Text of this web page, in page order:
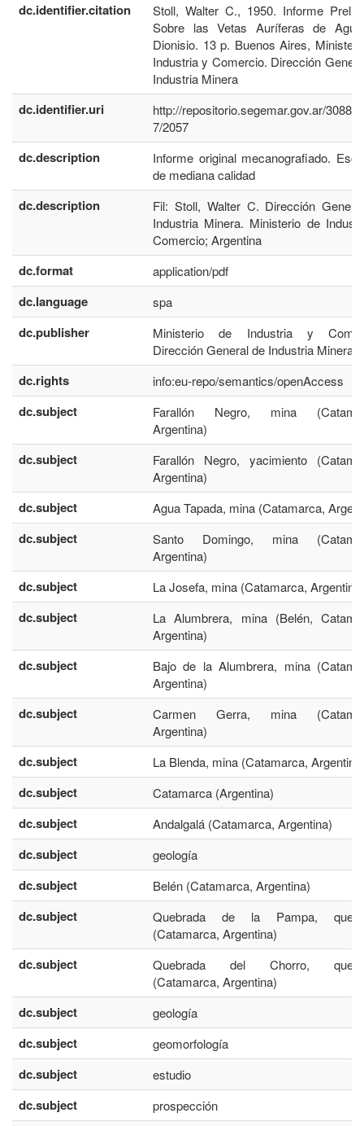
dc.identifier.citation
Stoll, Walter C., 1950. Informe
Sobre las Vetas Auríferas de
Dionisio. 13 p. Buenos Aires,
Industria y Comercio. Dirección
Industria Minera
dc.identifier.uri
http://repositorio.segemar.gov.ar/
7/2057
dc.description
Informe original mecanografiado.
de mediana calidad
dc.description
Fil: Stoll, Walter C. Dirección
Industria Minera. Ministerio de
Comercio; Argentina
dc.format application/pdf
dc.language spa
dc.publisher
Ministerio de Industria y
Dirección General de Industria Minera
dc.rights info:eu-repo/semantics/openAccess
dc.subject
Farallón Negro, mina
Argentina)
dc.subject
Farallón Negro, yacimiento
Argentina)
dc.subject Agua Tapada, mina (Catamarca,
dc.subject
Santo Domingo, mina
Argentina)
dc.subject La Josefa, mina (Catamarca, Argentina)
dc.subject
La Alumbrera, mina (Belén,
Argentina)
dc.subject
Bajo de la Alumbrera, mina
Argentina)
dc.subject
Carmen Gerra, mina
Argentina)
dc.subject La Blenda, mina (Catamarca,
dc.subject Catamarca (Argentina)
dc.subject Andalgalá (Catamarca, Argentina)
dc.subject geología
dc.subject Belén (Catamarca, Argentina)
dc.subject
Quebrada de la Pampa,
(Catamarca, Argentina)
dc.subject
Quebrada del Chorro,
(Catamarca, Argentina)
dc.subject geología
dc.subject geomorfología
dc.subject estudio
dc.subject prospección